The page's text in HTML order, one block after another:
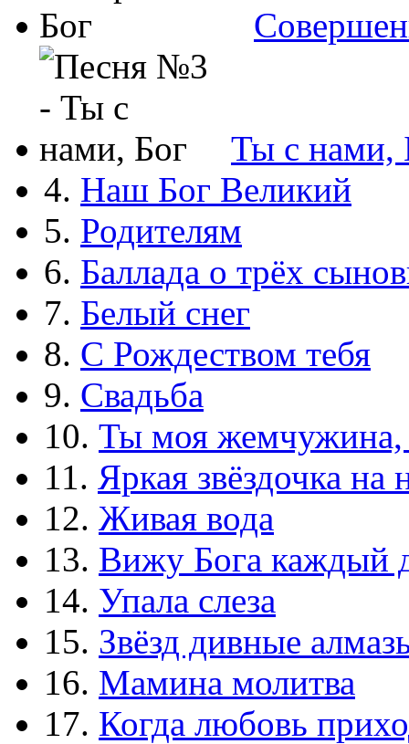
Ты с нами,
4. Наш Бог Великий
5. Родителям
6. Баллада о трёх
7. Белый снег
8. С Рождеством тебя
9. Свадьба
10. Ты моя жемчужина,
11. Яркая звёздочка на
12. Живая вода
13. Вижу Бога каждый
14. Упала слеза
15. Звёзд дивные
16. Мамина молитва
17. Когда любовь